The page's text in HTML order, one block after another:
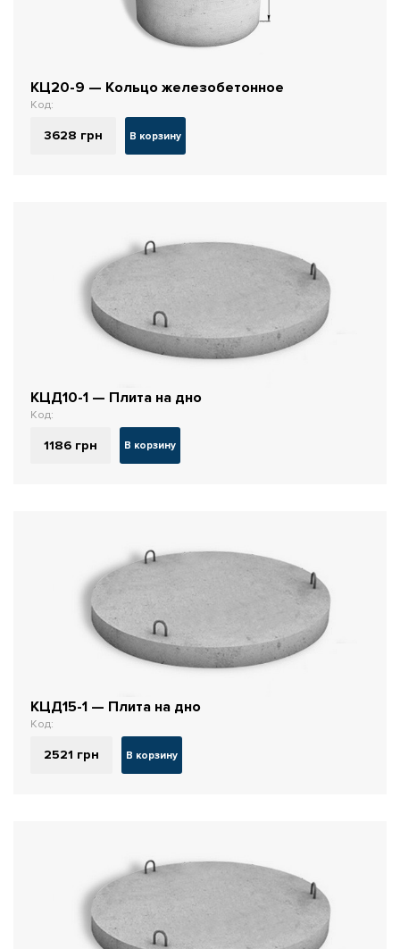
КЦ20-9 — Кольцо железобетонное
Код:
3628 грн В корзину
КЦД10-1 — Плита на дно
Код:
1186 грн В корзину
КЦД15-1 — Плита на дно
Код:
2521 грн В корзину